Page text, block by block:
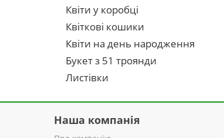
Квіти у коробці
Квіткові кошики
Квіти на день народження
Букет з 51 троянди
Листівки
Наша компанія